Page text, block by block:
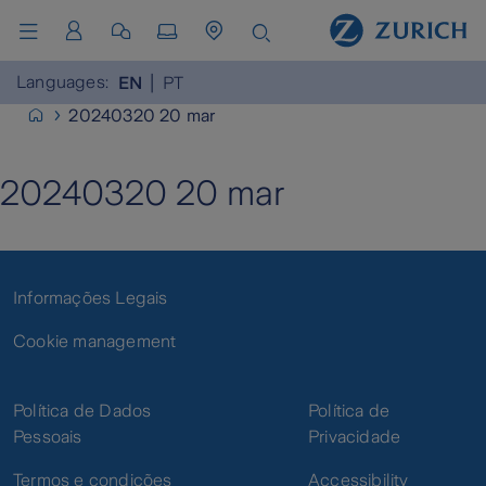
Languages: EN
PT
20240320 20 mar
20240320 20 mar
Informações Legais
Cookie management
Política de Dados
Pessoais
Termos e condições
Política de
Privacidade
Accessibility